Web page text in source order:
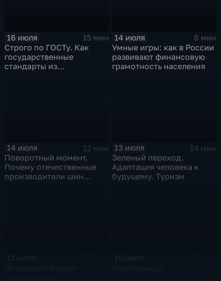
16 июля
15 мин
Строго по ГОСТу. Как
государственные
стандарты из
14 июля
8 мин
Умные игры: как в России
развивают финансовую
грамотность населения
14 июля
12 мин
Поворотный момент.
Почему отечественные
производители шин
13 июля
14 мин
Зеленый переход.
Адаптация человека к
будущему. Туризм